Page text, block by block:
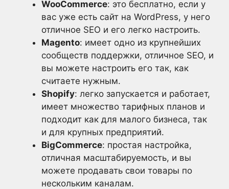
WooCommerce: это бесплатно, если у
вас уже есть сайт на WordPress, у него
отличное SEO и его легко настроить.
Magento: имеет одно из крупнейших
сообществ поддержки, отличное SEO, и
вы можете настроить его так, как
считаете нужным.
Shopify: легко запускается и работает,
имеет множество тарифных планов и
подходит как для малого бизнеса, так
и для крупных предприятий.
BigCommerce: простая настройка,
отличная масштабируемость, и вы
можете продавать свои товары по
нескольким каналам.